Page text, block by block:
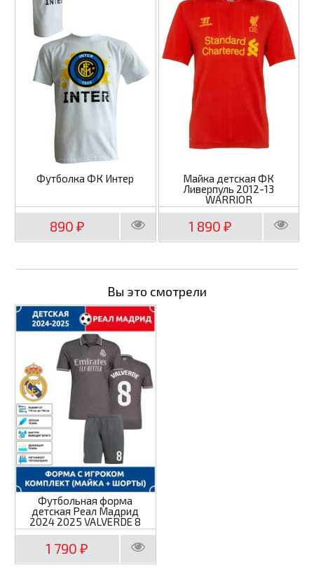
Футболка ФК Интер
890 ₽
Майка детская ФК
Ливерпуль 2012-13
WARRIOR
1 890₽
Вы это смотрели
Футбольная форма
детская Реал Мадрид
2024 2025 VALVERDE 8
1 790₽